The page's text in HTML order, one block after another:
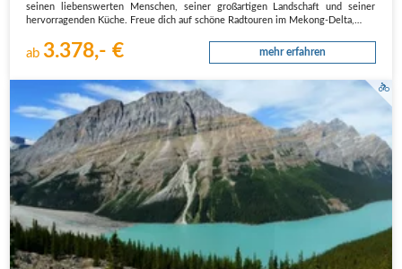
seinen liebenswerten Menschen, seiner großartigen Landschaft und seiner
hervorragenden Küche. Freue dich auf schöne Radtouren im Mekong-Delta,…
ab 3.378,- € mehr erfahren